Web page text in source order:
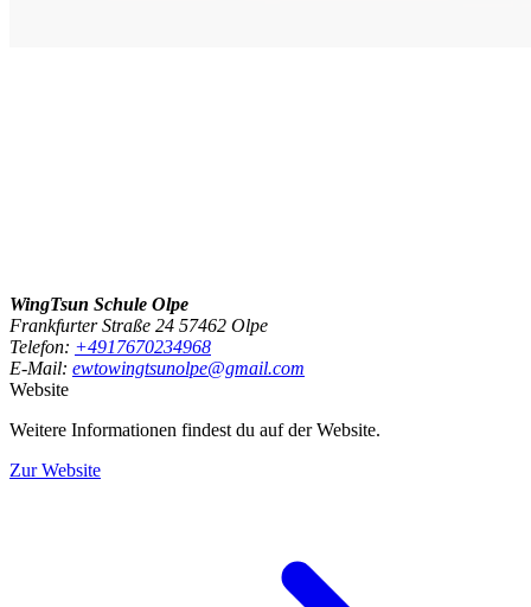
WingTsun Schule Olpe
Frankfurter Straße 24 57462 Olpe
Telefon: +4917670234968
E-Mail: ewtowingtsunolpe@gmail.com
Website
Weitere Informationen findest du auf der Website.
Zur Website